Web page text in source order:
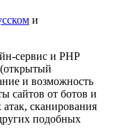
и
сервис и PHP
и возможность
сайтов от ботов и
сканирования
подобных